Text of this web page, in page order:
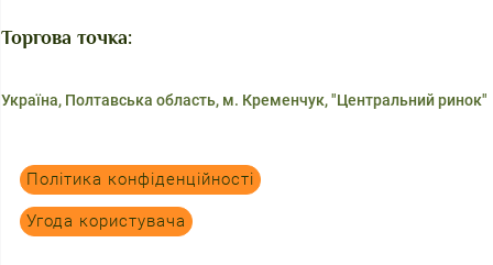
Торгова точка:
Україна, Полтавська область, м. Кременчук, "Центральний ринок"
Політика конфіденційності
Угода користувача